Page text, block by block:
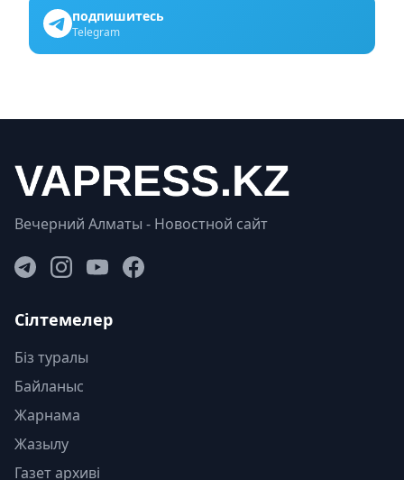
подпишитесь
Telegram
Вечерний Алматы - Новостной сайт
Сілтемелер
Біз туралы
Байланыс
Жарнама
Жазылу
Газет архиві